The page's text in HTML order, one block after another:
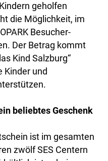
geholfen
die Möglichkeit, im
Besucher-
Der Betrag kommt
Kind Salzburg“
Kinder und
beliebtes Geschenk
ist im gesamten
zwölf SES Centern